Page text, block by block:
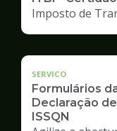
Imposto de
SERVICO
Formulários
Declaração
ISSQN